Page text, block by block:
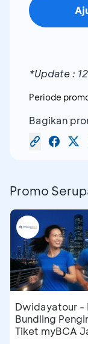
*Update :
Periode
Bagikan
Promo
Dwidayatour - Paket
Bundling
Tiket myBCA